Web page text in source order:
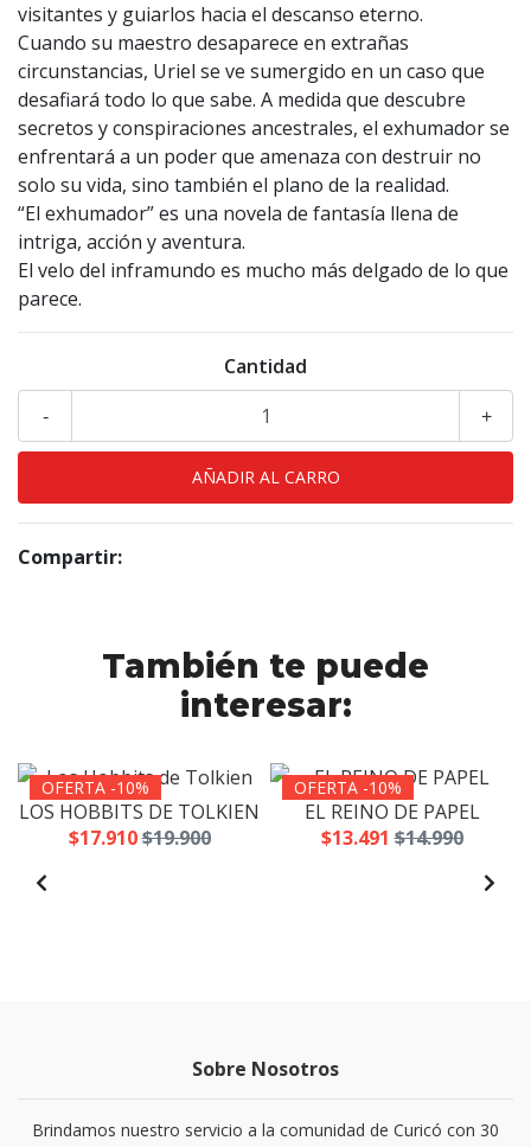
visitantes y guiarlos hacia el descanso eterno.
Cuando su maestro desaparece en extrañas
circunstancias, Uriel se ve sumergido en un caso que
desafiará todo lo que sabe. A medida que descubre
secretos y conspiraciones ancestrales, el exhumador se
enfrentará a un poder que amenaza con destruir no
solo su vida, sino también el plano de la realidad.
“El exhumador” es una novela de fantasía llena de
intriga, acción y aventura.
El velo del inframundo es mucho más delgado de lo que
parece.
Cantidad
+
-
Compartir:
También te puede
interesar:
OFERTA -10%
LOS HOBBITS DE TOLKIEN
$17.910$19.900
OFERTA -10%
EL REINO DE PAPEL
$13.491 $14.990
Sobre Nosotros
Brindamos nuestro servicio a la comunidad de Curicó con 30